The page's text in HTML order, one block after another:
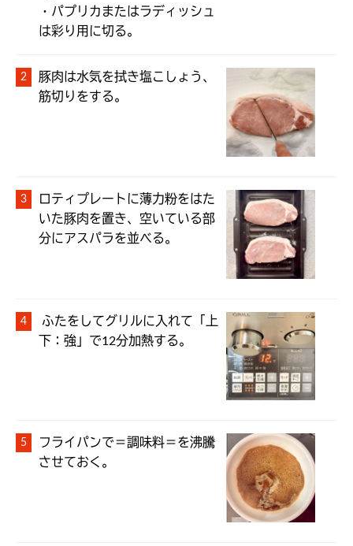
・パプリカまたはラディッシュ
は彩り用に切る。
豚肉は水気を拭き塩こしょう、
筋切りをする。
ロティプレートに薄力粉をはた
いた豚肉を置き、空いている部
下：強」で12分加熱する。
フライパンで＝調味料＝を沸騰